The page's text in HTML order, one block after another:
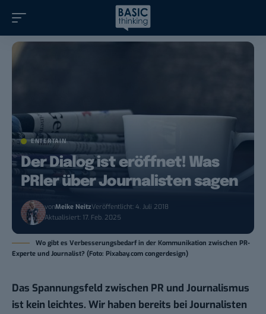
ENTERTAIN
Der Dialog ist eröffnet! Was
PRler über Journalisten sagen
vonMeike NeitzVeröffentlicht: 4. Juli 2018
Aktualisiert: 17. Feb. 2025
Wo gibt es Verbesserungsbedarf in der Kommunikation zwischen PR-
Experte und Journalist? (Foto: Pixabay.com congerdesign)
Das Spannungsfeld zwischen PR und Journalismus
ist kein leichtes. Wir haben bereits beiJournalisten